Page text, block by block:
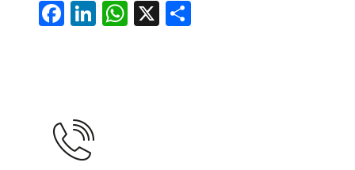
Facebook
LinkedIn
WhatsApp
X